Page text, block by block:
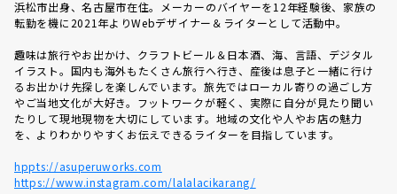
浜松市出身、名古屋市在住。メーカーのバイヤーを12年経験後、家族の
転勤を機に2021年よりWebデザイナー＆ライターとして活動中。
趣味は旅行やお出かけ、クラフトビール＆日本酒、海、言語、デジタル
イラスト。国内も海外もたくさん旅行へ行き、産後は息子と一緒に行け
るお出かけ先探しを楽しんでいます。旅先ではローカル寄りの過ごし方
やご当地文化が大好き。フットワークが軽く、実際に自分が見たり聞い
たりして現地現物を大切にしています。地域の文化や人やお店の魅力
を、よりわかりやすくお伝えできるライターを目指しています。
hppts://asuperuworks.com
https://www.instagram.com/lalalacikarang/